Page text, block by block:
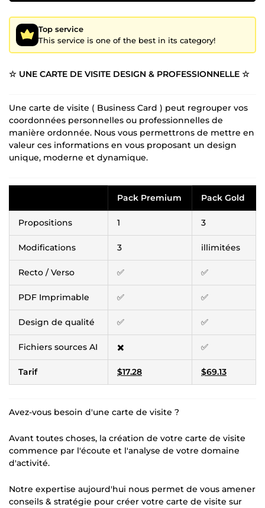
Top service
This service is one of the best in its category!
☆ UNE CARTE DE VISITE DESIGN & PROFESSIONNELLE ☆
Une carte de visite ( Business Card ) peut regrouper vos
coordonnées personnelles ou professionnelles de
manière ordonnée. Nous vous permettrons de mettre en
valeur ces informations en vous proposant un design
unique, moderne et dynamique.
Pack Premium Pack Gold
Propositions 1 3
Modifications 3 illimitées
Recto / Verso ✅ ✅
PDF Imprimable ✅ ✅
Design de qualité ✅ ✅
Fichiers sources AI ✖️ ✅
Tarif $17.28 $69.13
Avez-vous besoin d'une carte de visite ?
Avant toutes choses, la création de votre carte de visite
commence par l'écoute et l'analyse de votre domaine
d'activité.
Notre expertise aujourd'hui nous permet de vous amener
conseils & stratégie pour créer votre carte de visite sur